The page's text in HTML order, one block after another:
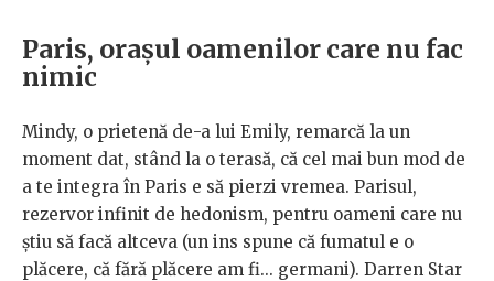
Paris, orașul oamenilor care nu fac
nimic
Mindy, o prietenă de-a lui Emily, remarcă la un
moment dat, stând la o terasă, că cel mai bun mod de
a te integra în Paris e să pierzi vremea. Parisul,
rezervor infinit de hedonism, pentru oameni care nu
știu să facă altceva (un ins spune că fumatul e o
plăcere, că fără plăcere am fi... germani). Darren Star